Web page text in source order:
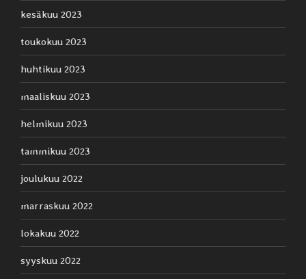
kesäkuu 2023
toukokuu 2023
huhtikuu 2023
maaliskuu 2023
helmikuu 2023
tammikuu 2023
joulukuu 2022
marraskuu 2022
lokakuu 2022
syyskuu 2022